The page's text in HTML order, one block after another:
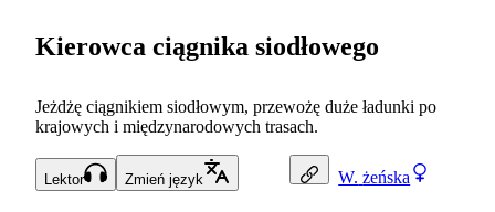
W. żeńska
Kierowca ciągnika siodłowego
Jeżdżę ciągnikiem siodłowym, przewożę duże ładunki po
krajowych i międzynarodowych trasach.
Lektor Zmień język